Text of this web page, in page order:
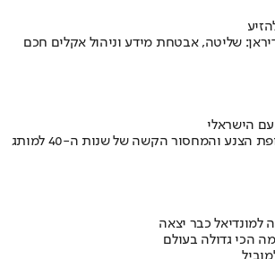
שליטה, אבטחת מידע וניהול אקלים חכם
הישראלי
איך אסם הפכה את תקופת הצנע והמחסור הקשה של שנות ה-40 למותג
כבר יצאה
הכי גדולה בעולם